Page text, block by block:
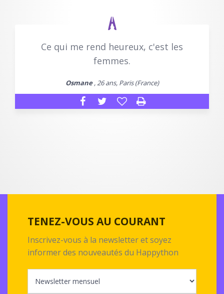
Ce qui me rend heureux, c'est les
femmes.
Osmane, 26 ans, Paris (France)
TENEZ-VOUS AU COURANT
Inscrivez-vous à la newsletter et soyez
informer des nouveautés du Happython